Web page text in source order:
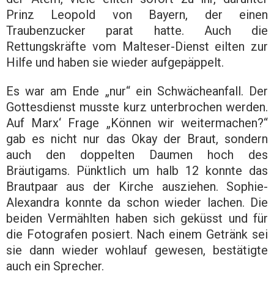
Prinz Leopold von Bayern, der einen
Traubenzucker parat hatte. Auch die
Rettungskräfte vom Malteser-Dienst eilten zur
Hilfe und haben sie wieder aufgepäppelt.
Es war am Ende „nur“ ein Schwächeanfall. Der
Gottesdienst musste kurz unterbrochen werden.
Auf Marx‘ Frage „Können wir weitermachen?“
gab es nicht nur das Okay der Braut, sondern
auch den doppelten Daumen hoch des
Bräutigams. Pünktlich um halb 12 konnte das
Brautpaar aus der Kirche ausziehen. Sophie-
Alexandra konnte da schon wieder lachen. Die
beiden Vermählten haben sich geküsst und für
die Fotografen posiert. Nach einem Getränk sei
sie dann wieder wohlauf gewesen, bestätigte
auch ein Sprecher.